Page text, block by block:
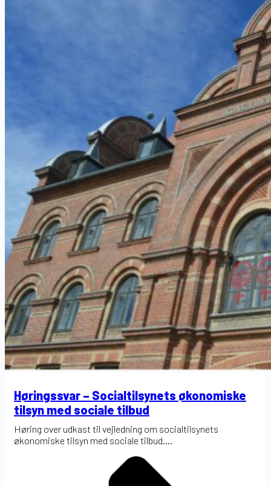
Høringssvar – Socialtilsynets økonomiske
tilsyn med sociale tilbud
Høring over udkast til vejledning om socialtilsynets
økonomiske tilsyn med sociale tilbud....